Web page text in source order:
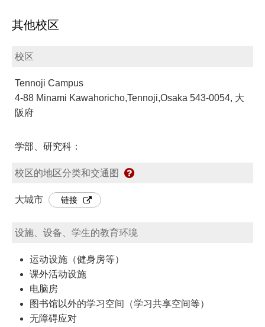
其他校区
校区
Tennoji Campus
4-88 Minami Kawahoricho,Tennoji,Osaka 543-0054, 大
阪府
学部、研究科：
校区的地区分类和交通图
大城市 链接
设施、设备、学生的教育环境
运动设施（健身房等）
课外活动设施
电脑房
图书馆以外的学习空间（学习共享空间等）
无障碍应对